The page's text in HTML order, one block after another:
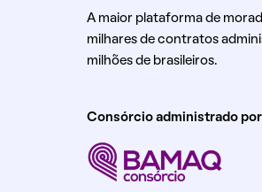
A maior plataforma de
milhares de contratos
milhões de brasileiros.
Consórcio administrado